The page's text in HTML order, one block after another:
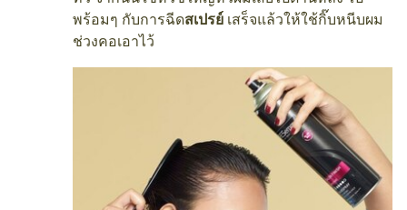
พร้อมๆ กับการฉีดสเปรย์ เสร็จแล้วให้ใช้กิ๊บหนีบผม
ช่วงคอเอาไว้